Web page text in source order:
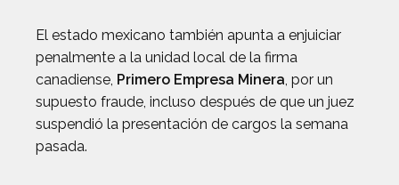
El estado mexicano también apunta a enjuiciar
penalmente a la unidad local de la firma
canadiense, Primero Empresa Minera, por un
supuesto fraude, incluso después de que un juez
suspendió la presentación de cargos la semana
pasada.